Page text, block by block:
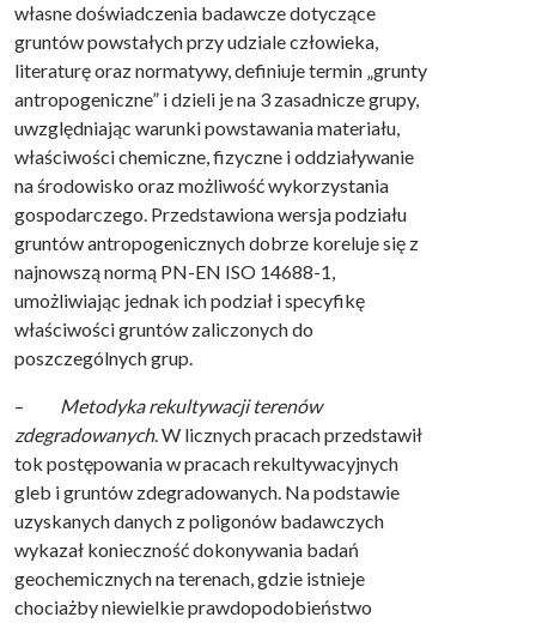
własne doświadczenia badawcze dotyczące
gruntów powstałych przy udziale człowieka,
literaturę oraz normatywy, definiuje termin „grunty
antropogeniczne” i dzieli je na 3 zasadnicze grupy,
uwzględniając warunki powstawania materiału,
właściwości chemiczne, fizyczne i oddziaływanie
na środowisko oraz możliwość wykorzystania
gospodarczego. Przedstawiona wersja podziału
gruntów antropogenicznych dobrze koreluje się z
najnowszą normą PN-EN ISO 14688-1,
umożliwiając jednak ich podział i specyfikę
właściwości gruntów zaliczonych do
poszczególnych grup.
– Metodyka rekultywacji terenów
zdegradowanych. W licznych pracach przedstawił
tok postępowania w pracach rekultywacyjnych
gleb i gruntów zdegradowanych. Na podstawie
uzyskanych danych z poligonów badawczych
wykazał konieczność dokonywania badań
geochemicznych na terenach, gdzie istnieje
chociażby niewielkie prawdopodobieństwo